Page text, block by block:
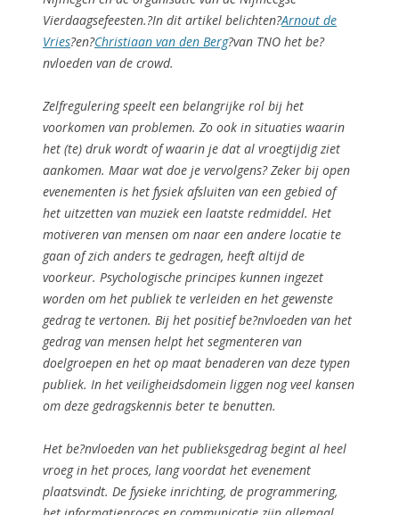
Vierdaagsefeesten.?In dit artikel belichten?Arnout de
Vries?en?Christiaan van den Berg?van TNO het be?
nvloeden van de crowd.
Zelfregulering speelt een belangrijke rol bij het
voorkomen van problemen. Zo ook in situaties waarin
het (te) druk wordt of waarin je dat al vroegtijdig ziet
aankomen. Maar wat doe je vervolgens? Zeker bij open
evenementen is het fysiek afsluiten van een gebied of
het uitzetten van muziek een laatste redmiddel. Het
motiveren van mensen om naar een andere locatie te
gaan of zich anders te gedragen, heeft altijd de
voorkeur. Psychologische principes kunnen ingezet
worden om het publiek te verleiden en het gewenste
gedrag te vertonen. Bij het positief be?nvloeden van het
gedrag van mensen helpt het segmenteren van
doelgroepen en het op maat benaderen van deze typen
publiek. In het veiligheidsdomein liggen nog veel kansen
om deze gedragskennis beter te benutten.
Het be?nvloeden van het publieksgedrag begint al heel
vroeg in het proces, lang voordat het evenement
plaatsvindt. De fysieke inrichting, de programmering,